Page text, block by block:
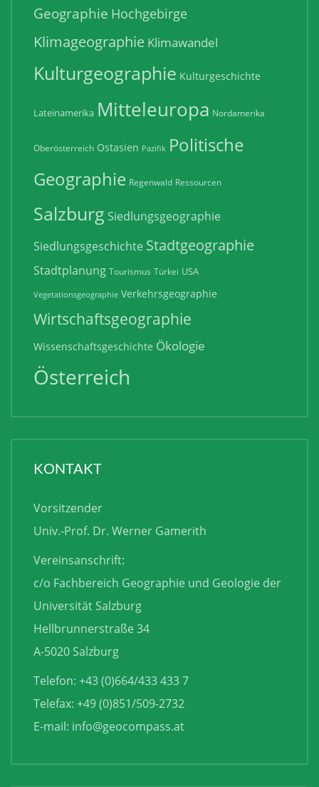
Geographie Hochgebirge
Klimageographie Klimawandel
Kulturgeographie Kulturgeschichte
Lateinamerika Mitteleuropa Nordamerika
Oberösterreich Ostasien Pazifik Politische
Geographie Regenwald Ressourcen
Salzburg Siedlungsgeographie
Siedlungsgeschichte Stadtgeographie
Stadtplanung Tourismus Türkei USA
Vegetationsgeographie Verkehrsgeographie
Wirtschaftsgeographie
Wissenschaftsgeschichte Ökologie
Österreich
KONTAKT
Vorsitzender
Univ.-Prof. Dr. Werner Gamerith
Vereinsanschrift:
c/o Fachbereich Geographie und Geologie der
Universität Salzburg
Hellbrunnerstraße 34
A-5020 Salzburg
Telefon: +43 (0)664/433 433 7
Telefax: +49 (0)851/509-2732
E-mail: info@geocompass.at